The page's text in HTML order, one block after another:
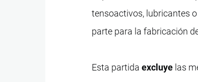
tensoactivos, lubricantes
parte para la fabricación
Esta partidaexcluye las